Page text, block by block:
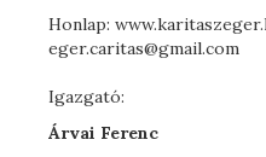
Honlap:
eger.caritas@gmail.com
Igazgató:
Árvai Ferenc